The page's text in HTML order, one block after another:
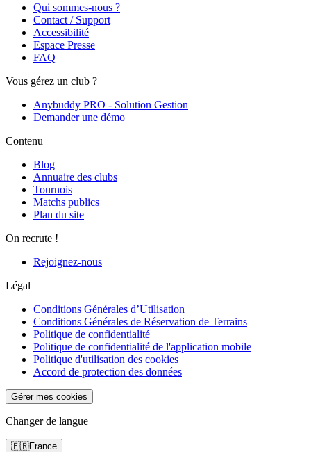
Qui sommes-nous ?
Contact / Support
Accessibilité
Espace Presse
FAQ
Vous gérez un club ?
Anybuddy PRO - Solution Gestion
Demander une démo
Contenu
Blog
Annuaire des clubs
Tournois
Matchs publics
Plan du site
On recrute !
Rejoignez-nous
Légal
Conditions Générales d’Utilisation
Conditions Générales de Réservation de Terrains
Politique de confidentialité
Politique de confidentialité de l'application mobile
Politique d'utilisation des cookies
Accord de protection des données
Gérer mes cookies
Changer de langue
🇫🇷France